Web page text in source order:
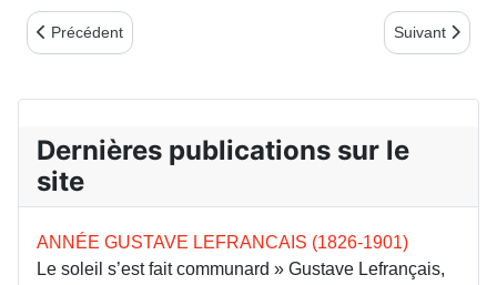
Article précédent : Du 12 au 21 novembre 2014 à Paris, Mairie
Précédent Article
Suivant
Dernières publications sur le
site
ANNÉE GUSTAVE LEFRANCAIS (1826-1901)
Le soleil s’est fait communard » Gustave Lefrançais,